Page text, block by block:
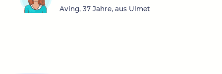
Aving, 37 Jahre, aus Ulmet